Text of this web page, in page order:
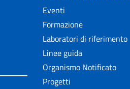
Eventi
Formazione
Laboratori di riferimento
Linee guida
Organismo Notificato
Progetti